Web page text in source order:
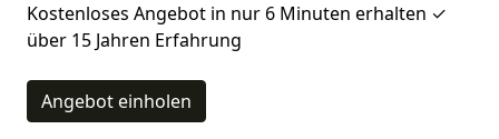
Kostenloses Angebot in nur 6 Minuten erhalten ✓
über 15 Jahren Erfahrung
Angebot einholen